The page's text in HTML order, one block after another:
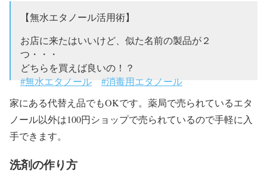
【無水エタノール活用術】
お店に来たはいいけど、似た名前の製品が２
つ・・・
どちらを買えば良いの！？
#無水エタノール
#消毒用エタノール
お店で迷わないために！ それぞれの特徴について
はこちらをチェック↓https://t.co/hL5WM2L5er
— 健栄製薬株式会社 (@kenei_pharm)
家にある代替え品でもOKです。薬局で売られているエタ
ノール以外は100円ショップで売られているので手軽に入
手できます。
洗剤の作り方